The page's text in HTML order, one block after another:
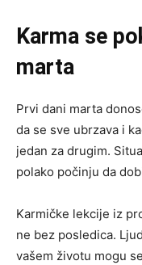
Karma se
marta
Prvi dani marta
da se sve ubrzava i
jedan za drugim.
polako počinju da
Karmičke lekcije iz
ne bez posledica.
vašem životu mogu